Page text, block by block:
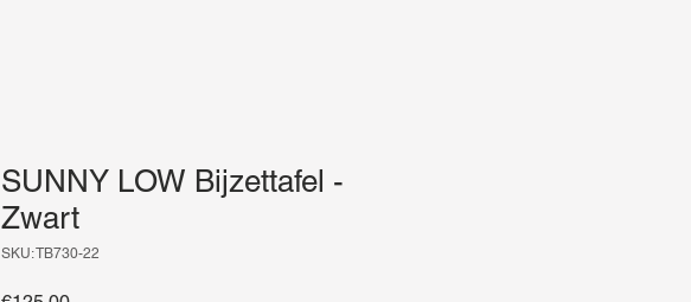
SUNNY LOW Bijzettafel -
Zwart
SKU: TB730-22